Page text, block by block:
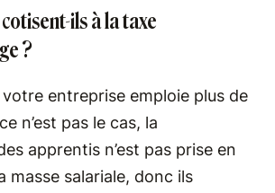
ils à la taxe
?
entreprise emploie plus de
n’est pas le cas, la
apprentis n’est pas prise en
masse salariale, donc ils